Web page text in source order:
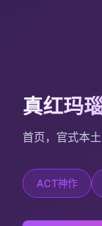
真红玛
首页，官式本
ACT神作